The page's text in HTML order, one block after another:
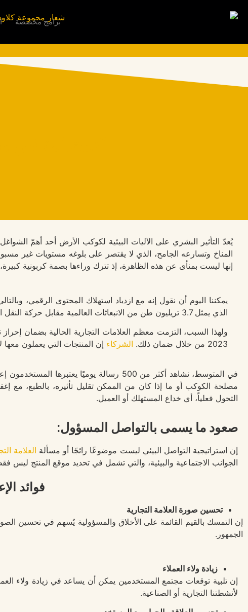
برامج مخصصة
يُعدّ التأثير البشري على الآليات البيئية لكوكب الأرض أحد أهمّ
المناخ وتسارعه الجامح، الذي لا يقتصر على بلوغه مستويات غير
إنها ليست بمنأى عن هذه الظاهرة، إذ تترك وراءها بصمة كربونية
يمكننا اليوم أن نقول إنه مع ازدياد استهلاك المحتوى الرقمي،
الذي يمثل 3.7 تريليون طن من الانبعاثات العالمية مقابل حركة النقل الجوي العالمية التي تمثل نفس القيمة.
ولهذا السبب، التزمت معظم العلامات التجارية الحالية بضمان
2023 من خلال ضمان ذلك.
الشركاء إن المنتجات التي يعملون
مصلحة الكوكب أو ما إذا كان من الممكن تقليل تأثيره، بالطبع، مع
التحول فعلياً، أي خداع المستهلك أو العميل.
صعود ما يسمى بالتواصل المسؤول:
إن استراتيجية التواصل البيئي ليست موضوعًا رائجًا أو مسألة العلامة
الجوانب الاجتماعية والبيئية، والتي تشمل في تحديد موقع المنتج ليس
فوائد
تحسين صورة العلامة التجارية
إن التمسك بالقيم القائمة على الأخلاق والمسؤولية يُسهم في تحسين
الجمهور.
زيادة ولاء العملاء
إن تلبية توقعات مجتمع المستخدمين يمكن أن يساعد في زيادة ولاء
لأنشطتنا التجارية أو الصناعية.